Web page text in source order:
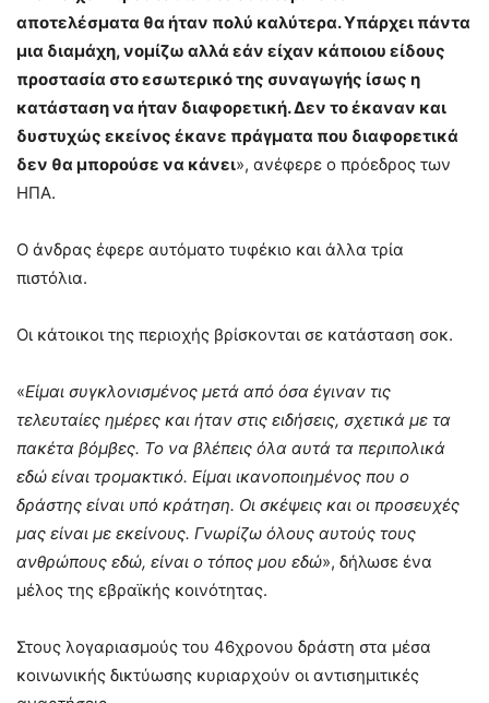
αποτελέσματα θα ήταν πολύ καλύτερα. Υπάρχει πάντα
μια διαμάχη, νομίζω αλλά εάν είχαν κάποιου είδους
προστασία στο εσωτερικό της συναγωγής ίσως η
κατάσταση να ήταν διαφορετική. Δεν το έκαναν και
δυστυχώς εκείνος έκανε πράγματα που διαφορετικά
δεν θα μπορούσε να κάνει», ανέφερε ο πρόεδρος των
ΗΠΑ.
Ο άνδρας έφερε αυτόματο τυφέκιο και άλλα τρία
πιστόλια.
Οι κάτοικοι της περιοχής βρίσκονται σε κατάσταση σοκ.
«Είμαι συγκλονισμένος μετά από όσα έγιναν τις
τελευταίες ημέρες και ήταν στις ειδήσεις, σχετικά με τα
πακέτα βόμβες. Το να βλέπεις όλα αυτά τα περιπολικά
εδώ είναι τρομακτικό. Είμαι ικανοποιημένος που ο
δράστης είναι υπό κράτηση. Οι σκέψεις και οι προσευχές
μας είναι με εκείνους. Γνωρίζω όλους αυτούς τους
ανθρώπους εδώ, είναι ο τόπος μου εδώ», δήλωσε ένα
μέλος της εβραϊκής κοινότητας.
Στους λογαριασμούς του 46χρονου δράστη στα μέσα
κοινωνικής δικτύωσης κυριαρχούν οι αντισημιτικές